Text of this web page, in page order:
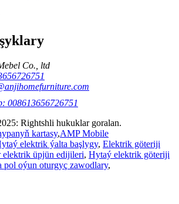
Co., ltd
008613656726751
Rightshli hukuklar goralan.
kartasy,AMP Mobile
elektrik ýalta başlygy, Elektrik göteriji
elektrik üpjün edijileri, Hytaý elektrik göteriji
pol oýun oturgyç zawodlary,